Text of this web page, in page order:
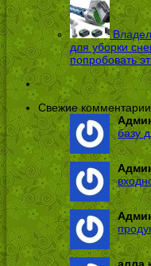
для уборки
попробовать
Свежие комментарии
базу